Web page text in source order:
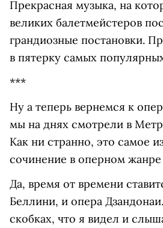
Прекрасная музыка, на
великих балетмейстеров
грандиозные постановки.
в пятерку самых
***
Ну а теперь вернемся к
мы на днях смотрели в
Как ни странно, это самое
сочинение в оперном
Да, время от времени
Беллини, и опера
скобках, что я видел и